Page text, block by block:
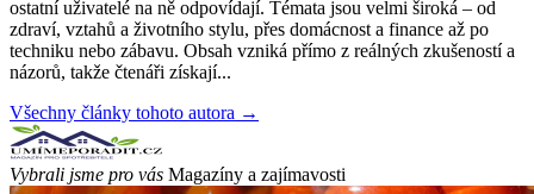
ostatní uživatelé na ně odpovídají. Témata jsou velmi široká – od
zdraví, vztahů a životního stylu, přes domácnost a finance až po
techniku nebo zábavu. Obsah vzniká přímo z reálných zkušeností a
názorů, takže čtenáři získají...
Všechny články tohoto autora →
Vybrali jsme pro vás Magazíny a zajímavosti